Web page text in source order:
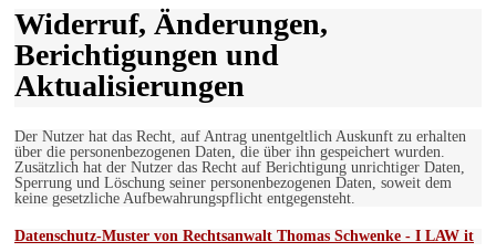
Widerruf, Änderungen,
Berichtigungen und
Aktualisierungen
Der Nutzer hat das Recht, auf Antrag unentgeltlich Auskunft zu erhalten
über die personenbezogenen Daten, die über ihn gespeichert wurden.
Zusätzlich hat der Nutzer das Recht auf Berichtigung unrichtiger Daten,
Sperrung und Löschung seiner personenbezogenen Daten, soweit dem
keine gesetzliche Aufbewahrungspflicht entgegensteht.
Datenschutz-Muster von Rechtsanwalt Thomas Schwenke - I LAW it